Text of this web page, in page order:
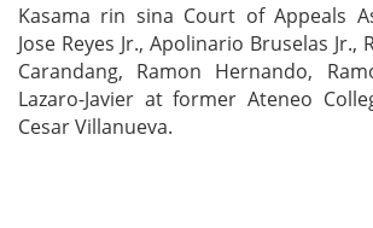
Kasama rin sina Court of Appeals
Jose Reyes Jr., Apolinario Bruselas Jr.,
Carandang, Ramon Hernando,
Lazaro-Javier at former Ateneo
Cesar Villanueva.